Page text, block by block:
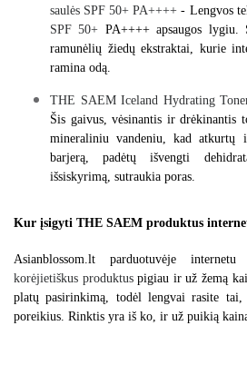
saulės SPF 50+ PA++++ - Lengvos
SPF 50+ PA++++ apsaugos
ramunėlių žiedų ekstraktai, kurie
ramina odą.
THE SAEM Iceland Hydrating
Šis gaivus, vėsinantis ir drėkinantis
mineraliniu vandeniu, kad atkurtų
barjerą, padėtų išvengti
išsiskyrimą, sutraukia poras.
Kur įsigyti THE SAEM produktus
korėjietiškus produktus pigiau ir už žemą
platų pasirinkimą, todėl lengvai rasite
poreikius. Rinktis yra iš ko, ir už puikią